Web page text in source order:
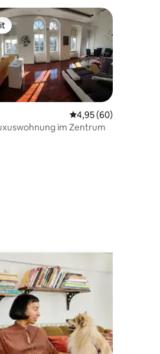
4,89 von 5, 9 Bewertungen
Durchschnittliche
4,95 (60)
im Zentrum